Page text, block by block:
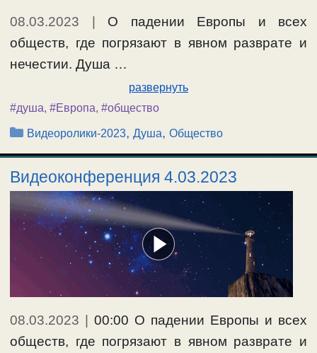
08.03.2023
О падении Европы и всех
обществ, где погрязают в явном разврате и
нечестии. Душа …
развернуть
#душа, #Европа, #общество
Рубрики
Видеоролики-2023,Душа,Общество
Видеоконференция 4.03.2023
08.03.2023
00:00 О падении Европы и всех
обществ, где погрязают в явном разврате и